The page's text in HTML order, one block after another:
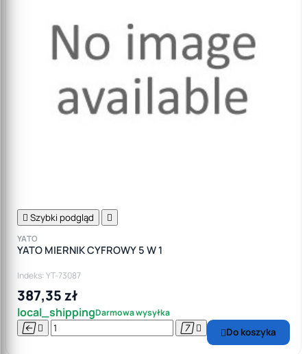
 Szybki podgląd 
YATO
YATO MIERNIK CYFROWY 5 W 1
Indeks: YT-73087
387,35 zł
local_shippingDarmowa wysyłka
    Do koszyka